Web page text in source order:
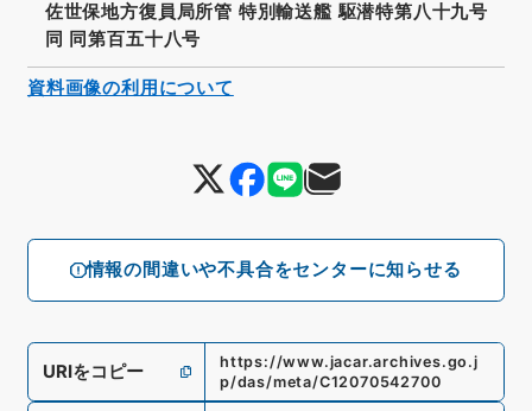
情報の間違いや不具合をセンターに知らせる
佐世保地方復員局所管 特別輸送艦 駆潜特第八十九号
同 同第百五十八号
URIをコピー
https://www.jacar.archives.go.j
p/das/meta/C12070542700
資料画像の利用について